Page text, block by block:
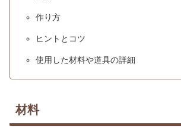
作り方
ヒントとコツ
使用した材料や道具の詳細
材料